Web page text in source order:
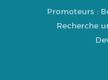
Promoteurs :
Recherche